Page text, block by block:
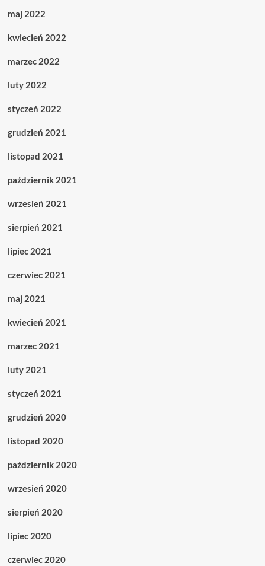
maj 2022
kwiecień 2022
marzec 2022
luty 2022
styczeń 2022
grudzień 2021
listopad 2021
październik 2021
wrzesień 2021
sierpień 2021
lipiec 2021
czerwiec 2021
maj 2021
kwiecień 2021
marzec 2021
luty 2021
styczeń 2021
grudzień 2020
listopad 2020
październik 2020
wrzesień 2020
sierpień 2020
lipiec 2020
czerwiec 2020